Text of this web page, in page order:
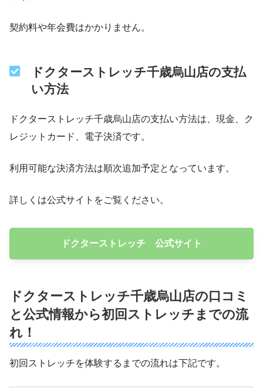
契約料や年会費はかかりません。
ドクターストレッチ千歳烏山店の支払
い方法
ドクターストレッチ千歳烏山店の支払い方法は、現金、ク
レジットカード、電子決済です。
利用可能な決済方法は順次追加予定となっています。
詳しくは公式サイトをご覧ください。
ドクターストレッチ 公式サイト
ドクターストレッチ千歳烏山店の口コミ
と公式情報から初回ストレッチまでの流
れ！
初回ストレッチを体験するまでの流れは下記です。